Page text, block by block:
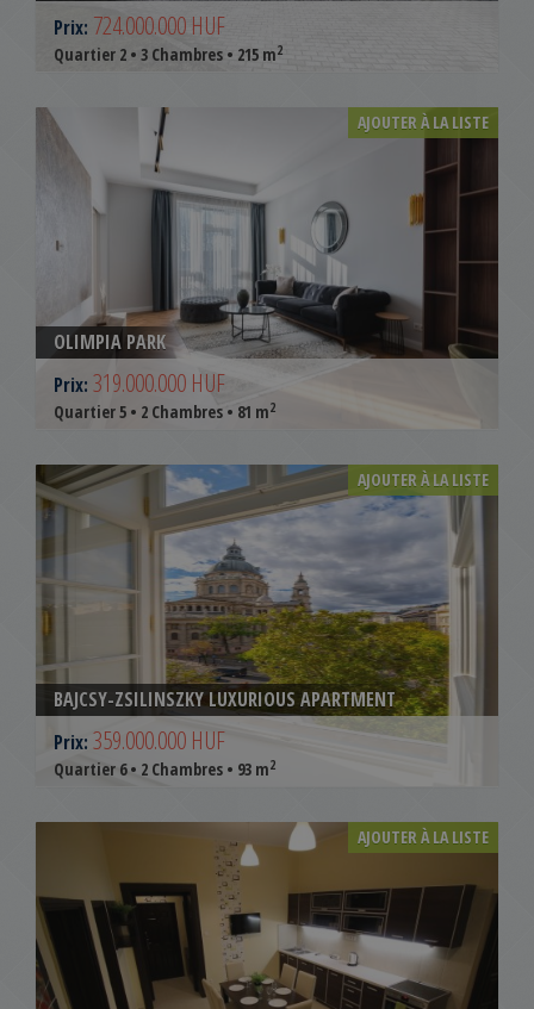
Prix: 724.000.000 HUF
Quartier 2 • 3 Chambres • 215 m2
AJOUTER À LA LISTE
OLIMPIA PARK
Prix: 319.000.000 HUF
Quartier 5 • 2 Chambres • 81 m2
AJOUTER À LA LISTE
BAJCSY-ZSILINSZKY LUXURIOUS APARTMENT
Prix: 359.000.000 HUF
Quartier 6 • 2 Chambres • 93 m2
AJOUTER À LA LISTE